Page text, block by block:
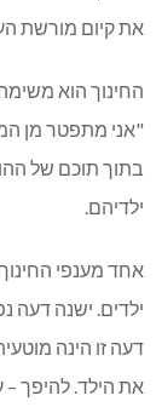
את קיום מורשת
החינוך הוא
"אני מתפטר מן
בתוך תוכם של
ילדיהם.
אחד מענפי
ילדים. ישנה דעה
דעה זו הינה
את הילד. להיפך –